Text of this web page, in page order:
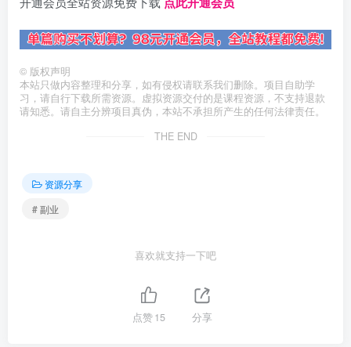
© 版权声明
本站只做内容整理和分享，如有侵权请联系我们删除。项目自助学
习，请自行下载所需资源。虚拟资源交付的是课程资源，不支持退款
请知悉。请自主分辨项目真伪，本站不承担所产生的任何法律责任。
THE END
资源分享
# 副业
喜欢就支持一下吧
点赞15 分享